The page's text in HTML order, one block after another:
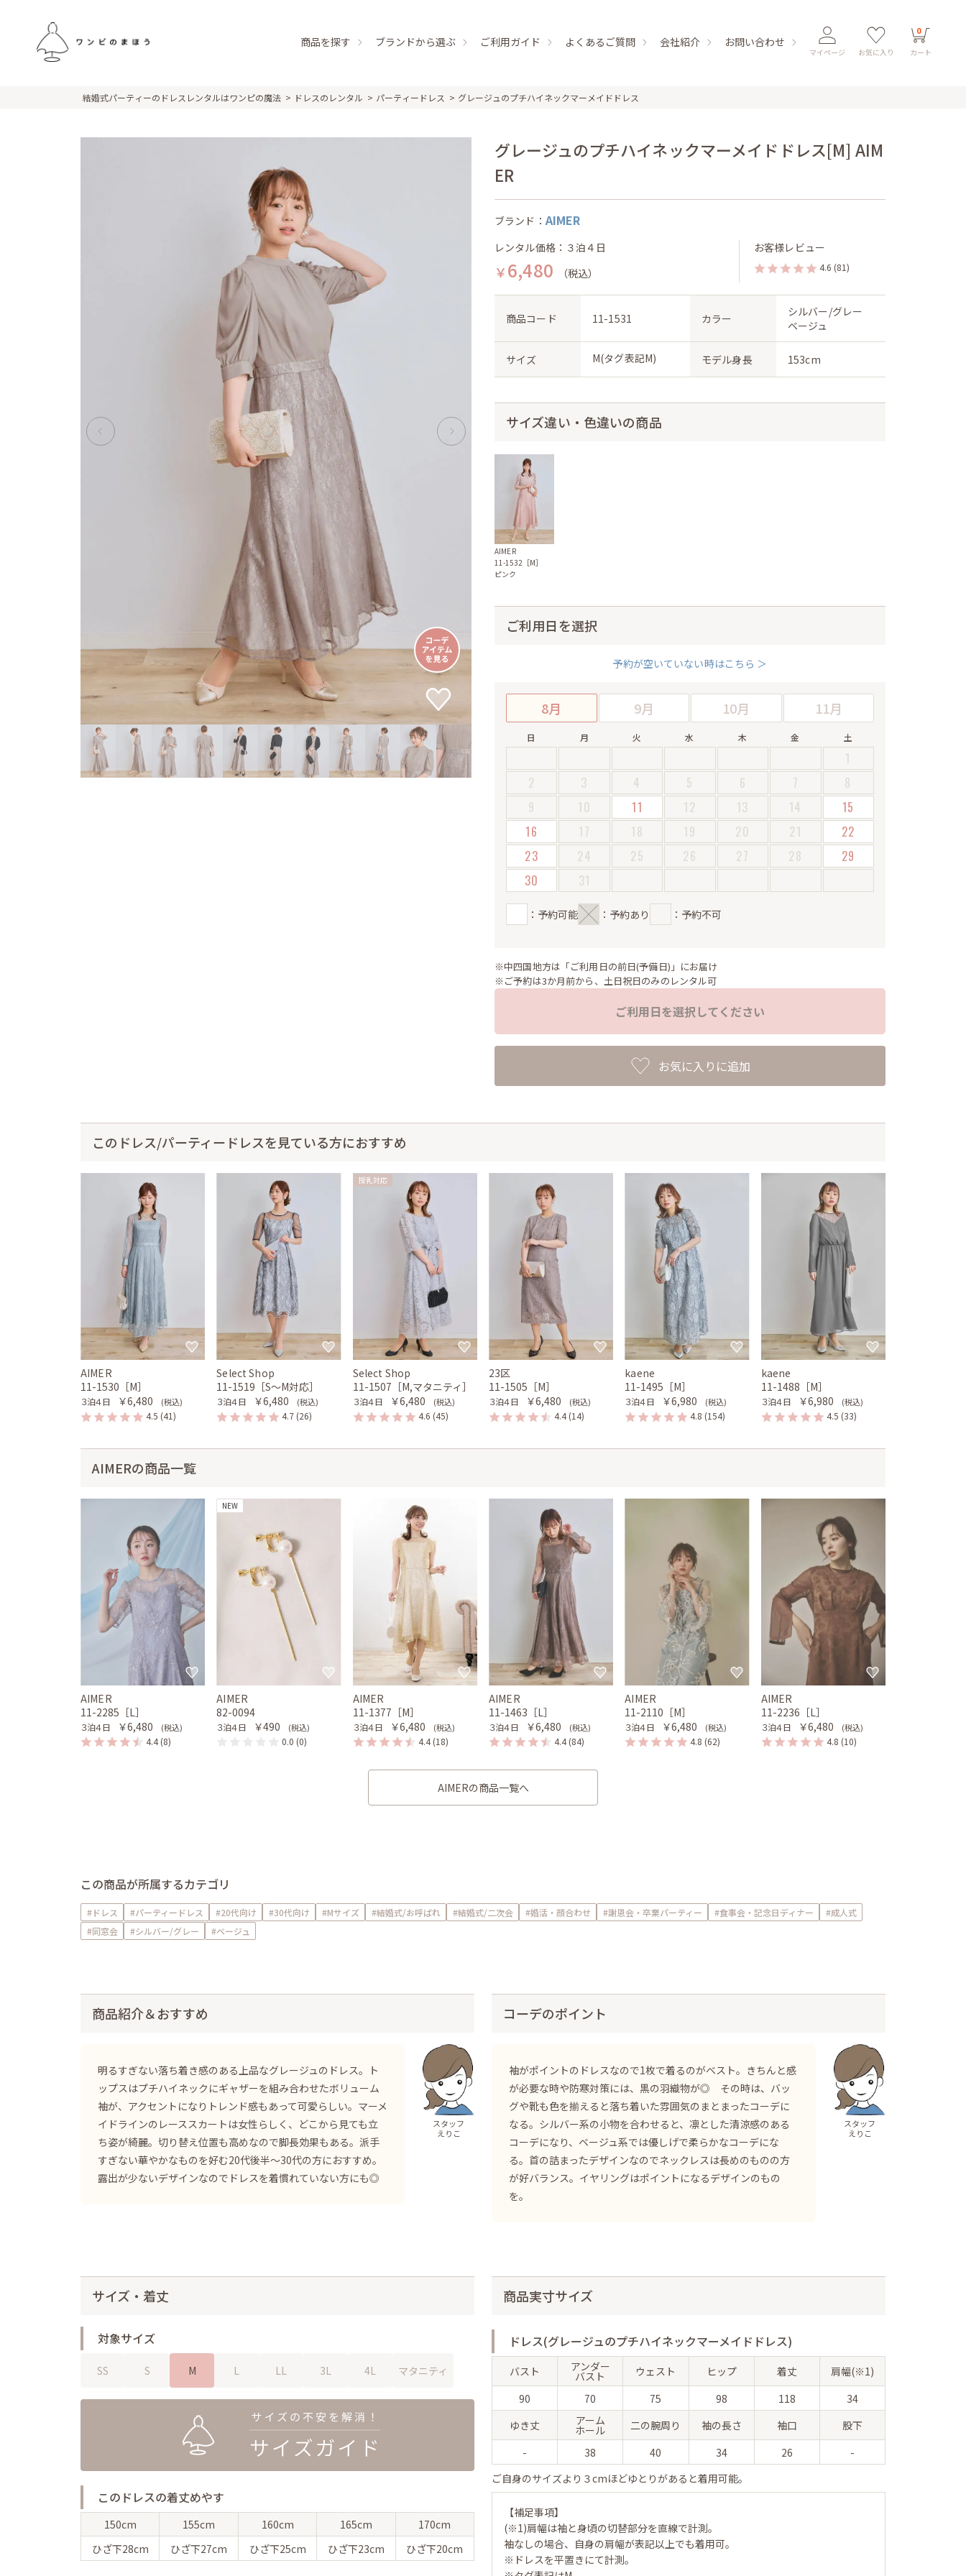
商品を探す ブランドから選ぶ ご利用ガイド よくあるご質問 会社紹介 お問い合わせ
マイページ お気に入り
0
カート
結婚式パーティーのドレスレンタルはワンピの魔法 ドレスのレンタル パーティードレス グレージュのプチハイネックマーメイドドレス
グレージュのプチハイネックマーメイドドレス[M] AIM
ER
ブランド：AIMER
レンタル価格：３泊４日
￥6,480 （税込）
お客様レビュー
4.6 (81)
商品コード 11-1531 カラー
シルバー/グレー
ベージュ
サイズ M(タグ表記M) モデル身長 153cm
サイズ違い・色違いの商品
AIMER
11-1532［M］
ピンク
ご利用日を選択
予約が空いていない時はこちら ＞
8月 9月 10月 11月
日 月 火 水 木 金 土
1
2
3 4 5 6 7
8
9
10 11 12 13 14
15
16
17 18 19 20 21
22
23
24 25 26 27 28
29
30
31
：予約可能 ：予約あり ：予約不可
※中四国地方は「ご利用日の前日(予備日)」にお届け
※ご予約は3か月前から、土日祝日のみのレンタル可
ご利用日を選択してください
お気に入りに追加
このドレス/パーティードレスを見ている方におすすめ
AIMER
11-1530［M］
３泊４日 ￥6,480 (税込)
4.5 (41)
Select Shop
11-1519［S〜M対応］
３泊４日 ￥6,480 (税込)
4.7 (26)
授乳対応
Select Shop
11-1507［M,マタニティ］
３泊４日 ￥6,480 (税込)
4.6 (45)
23区
11-1505［M］
３泊４日 ￥6,480 (税込)
4.4 (14)
kaene
11-1495［M］
３泊４日 ￥6,980 (税込)
4.8 (154)
kaene
11-1488［M］
３泊４日 ￥6,980 (税込)
4.5 (33)
AIMERの商品一覧
AIMER
11-2285［L］
３泊４日 ￥6,480 (税込)
4.4 (8)
NEW
AIMER
82-0094
３泊４日 ￥490 (税込)
0.0 (0)
AIMER
11-1377［M］
３泊４日 ￥6,480 (税込)
4.4 (18)
AIMER
11-1463［L］
３泊４日 ￥6,480 (税込)
4.4 (84)
AIMER
11-2110［M］
３泊４日 ￥6,480 (税込)
4.8 (62)
AIMER
11-2236［L］
３泊４日 ￥6,480 (税込)
4.8 (10)
AIMERの商品一覧へ
この商品が所属するカテゴリ
#ドレス #パーティードレス #20代向け #30代向け #Mサイズ #結婚式/お呼ばれ #結婚式/二次会 #婚活・顔合わせ #謝恩会・卒業パーティー #食事会・記念日ディナー
#成人式
#同窓会
#シルバー/グレー #ベージュ
商品紹介＆おすすめ
明るすぎない落ち着き感のある上品なグレージュのドレス。ト
ップスはプチハイネックにギャザーを組み合わせたボリューム
袖が、アクセントになりトレンド感もあって可愛らしい。マーメ
イドラインのレーススカートは女性らしく、どこから見ても立
ち姿が綺麗。切り替え位置も高めなので脚長効果もある。派手
すぎない華やかなものを好む20代後半〜30代の方におすすめ。
露出が少ないデザインなのでドレスを着慣れていない方にも◎
スタッフ
えりこ
コーデのポイント
袖がポイントのドレスなので1枚で着るのがベスト。きちんと感
が必要な時や防寒対策には、黒の羽織物が◎ その時は、バッ
グや靴も色を揃えると落ち着いた雰囲気のまとまったコーデに
なる。シルバー系の小物を合わせると、凛とした清涼感のある
コーデになり、ベージュ系では優しげで柔らかなコーデにな
る。首の詰まったデザインなのでネックレスは長めのものの方
が好バランス。イヤリングはポイントになるデザインのもの
を。
スタッフ
えりこ
サイズ・着丈
対象サイズ
SS S M L LL 3L 4L マタニティ
このドレスの着丈めやす
150cm 155cm 160cm 165cm
170cm
ひざ下28cm ひざ下27cm ひざ下25cm ひざ下23cm ひざ下20cm
商品実寸サイズ
ドレス(グレージュのプチハイネックマーメイドドレス)
バスト アンダー
バスト ウェスト ヒップ 着丈
肩幅(※1)
90
70 75 98 118
34
ゆき丈
アーム
ホール 二の腕周り 袖の長さ 袖口
股下
-
38 40 34 26
-
ご自身のサイズより３cmほどゆとりがあると着用可能。
【補足事項】
(※1)肩幅は袖と身頃の切替部分を直線で計測。
袖なしの場合、自身の肩幅が表記以上でも着用可。
※ドレスを平置きにて計測。